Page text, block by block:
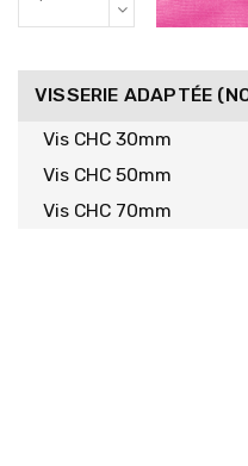
VISSERIE ADAPTÉE
Vis CHC 30mm
Vis CHC 50mm
Vis CHC 70mm